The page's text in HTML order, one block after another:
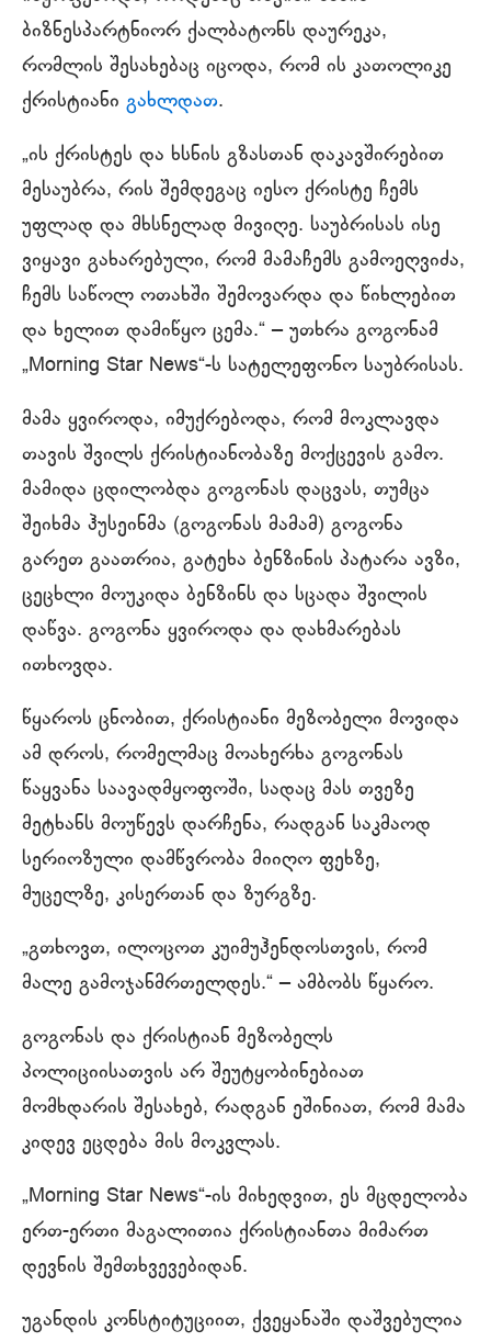
ბიზნესპარტნიორ ქალბატონს დაურეკა,
რომლის შესახებაც იცოდა, რომ ის კათოლიკე
ქრისტიანი გახლდათ.
„ის ქრისტეს და ხსნის გზასთან დაკავშირებით
მესაუბრა, რის შემდეგაც იესო ქრისტე ჩემს
უფლად და მხსნელად მივიღე. საუბრისას ისე
ვიყავი გახარებული, რომ მამაჩემს გამოეღვიძა,
ჩემს საწოლ ოთახში შემოვარდა და წიხლებით
და ხელით დამიწყო ცემა.“ ‒ უთხრა გოგონამ
„Morning Star News“-ს სატელეფონო საუბრისას.
მამა ყვიროდა, იმუქრებოდა, რომ მოკლავდა
თავის შვილს ქრისტიანობაზე მოქცევის გამო.
მამიდა ცდილობდა გოგონას დაცვას, თუმცა
შეიხმა ჰუსეინმა (გოგონას მამამ) გოგონა
გარეთ გაათრია, გატეხა ბენზინის პატარა ავზი,
ცეცხლი მოუკიდა ბენზინს და სცადა შვილის
დაწვა. გოგონა ყვიროდა და დახმარებას
ითხოვდა.
წყაროს ცნობით, ქრისტიანი მეზობელი მოვიდა
ამ დროს, რომელმაც მოახერხა გოგონას
წაყვანა საავადმყოფოში, სადაც მას თვეზე
მეტხანს მოუწევს დარჩენა, რადგან საკმაოდ
სერიოზული დამწვრობა მიიღო ფეხზე,
მუცელზე, კისერთან და ზურგზე.
„გთხოვთ, ილოცოთ კუიმუჰენდოსთვის, რომ
მალე გამოჯანმრთელდეს.“ ‒ ამბობს წყარო.
გოგონას და ქრისტიან მეზობელს
პოლიციისათვის არ შეუტყობინებიათ
მომხდარის შესახებ, რადგან ეშინიათ, რომ მამა
კიდევ ეცდება მის მოკვლას.
„Morning Star News“-ის მიხედვით, ეს მცდელობა
ერთ-ერთი მაგალითია ქრისტიანთა მიმართ
დევნის შემთხვევებიდან.
უგანდის კონსტიტუციით, ქვეყანაში დაშვებულია